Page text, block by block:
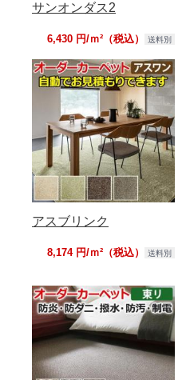
サンオンダス2
6,430 円/ｍ²（税込） 送料別
アスブリンク
8,174 円/ｍ²（税込） 送料別